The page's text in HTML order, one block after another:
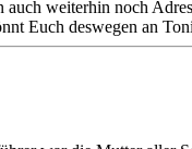
weiterhin noch
Euch deswegen an